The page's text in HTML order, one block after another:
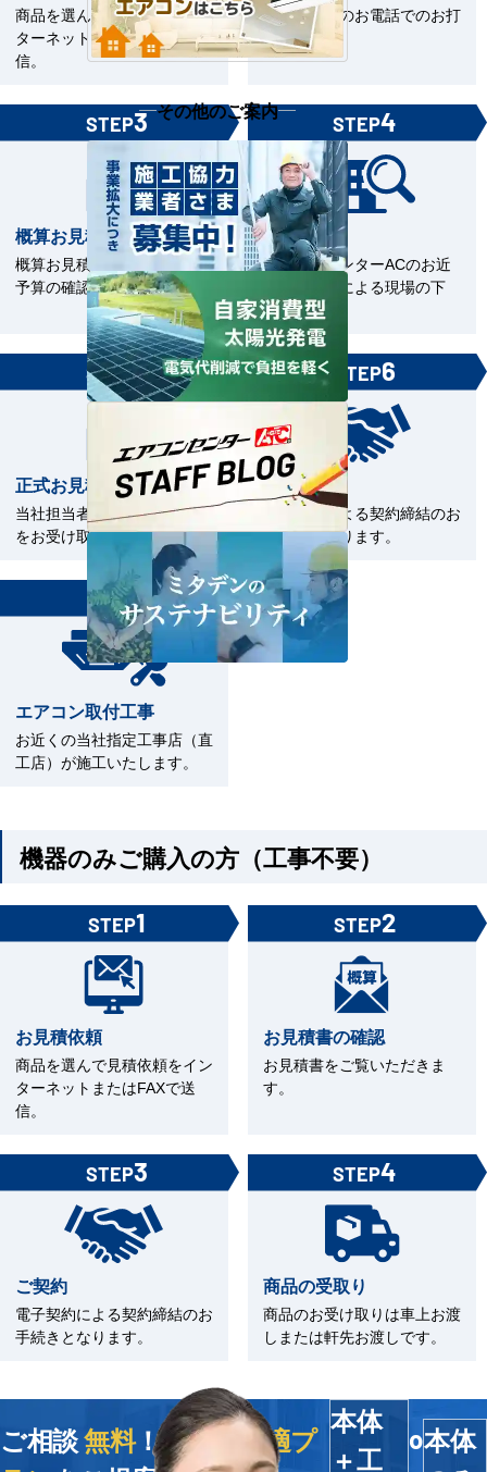
商品を選んで見積依頼をイン
ターネットまたはFAXで送
信。
当社担当とのお電話でのお打
合せ。
STEP3
概算お見積書を確認
概算お見積をご覧いただきご
予算の確認。
STEP4
現場下見
エアコンセンターACのお近
くの直工店による現場の下
見。
STEP5
正式お見積書の確認
当社担当者から正式お見積書
をお受け取下さい。
STEP6
ご契約
電子契約による契約締結のお
手続きとなります。
STEP7
エアコン取付工事
お近くの当社指定工事店（直
工店）が施工いたします。
機器のみご購入の方（工事不要）
STEP1
お見積依頼
商品を選んで見積依頼をイン
ターネットまたはFAXで送
信。
STEP2
お見積書の確認
お見積書をご覧いただきま
す。
STEP3
ご契約
電子契約による契約締結のお
手続きとなります。
STEP4
商品の受取り
商品のお受け取りは車上お渡
しまたは軒先お渡しです。
ご相談無料！今すぐ
最適プ
本体
＋工
o本体
その他のご案内